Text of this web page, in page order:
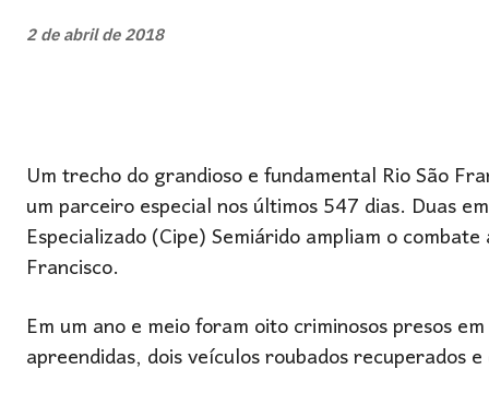
2 de abril de 2018
Um trecho do grandioso e fundamental Rio São
um parceiro especial nos últimos 547 dias. Duas
Especializado (Cipe) Semiárido ampliam o
Francisco.
Em um ano e meio foram oito criminosos presos
apreendidas, dois veículos roubados recuperados